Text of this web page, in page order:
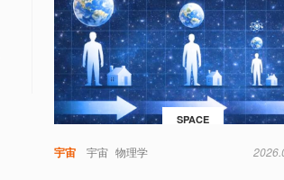
SPACE
宇宙 宇宙 物理学